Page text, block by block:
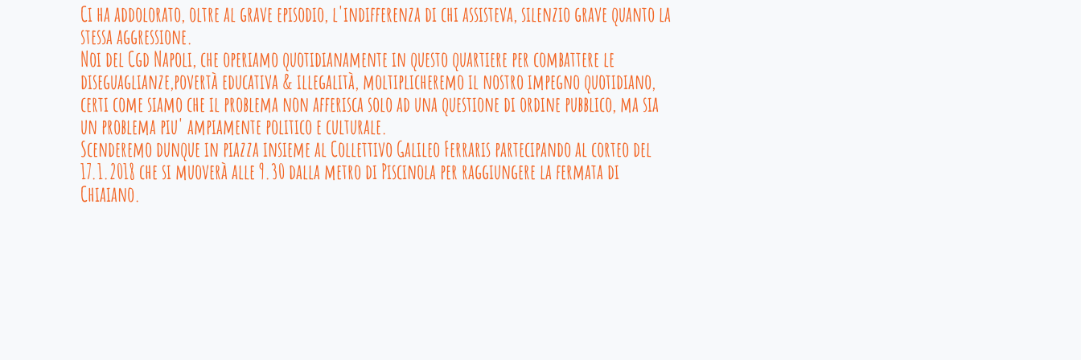
Ci ha addolorato, oltre al grave episodio, l'indifferenza di chi assisteva, silenzio grave quanto la
stessa aggressione.
Noi del Cgd Napoli, che operiamo quotidianamente in questo quartiere per combattere le
diseguaglianze,povertà educativa & illegalità, moltiplicheremo il nostro impegno quotidiano,
certi come siamo che il problema non afferisca solo ad una questione di ordine pubblico, ma sia
un problema piu' ampiamente politico e culturale.
Scenderemo dunque in piazza insieme al Collettivo Galileo Ferraris partecipando al corteo del
17.1.2018 che si muoverà alle 9.30 dalla metro di Piscinola per raggiungere la fermata di
Chiaiano.